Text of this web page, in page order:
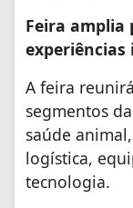
Feira amplia
experiências
A feira
segmentos
saúde
logística,
tecnologia.